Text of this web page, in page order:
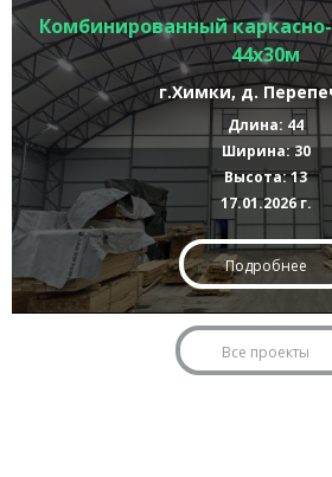
Комбинированный
44х30м
г.Химки, д.
Длина: 44
Ширина: 30
Высота: 13
17.01.2026 г.
Подробнее
Все проекты